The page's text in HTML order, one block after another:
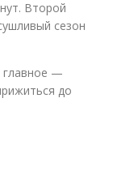
Второй
сезон
главное —
до